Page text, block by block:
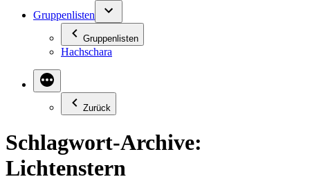
Gruppenlisten
Gruppenlisten
Hachschara
Zurück
Schlagwort-Archive:
Lichtenstern